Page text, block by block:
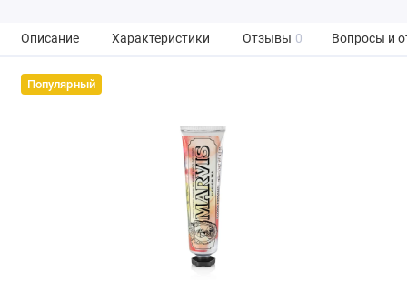
Описание Характеристики Отзывы 0 Вопросы и
Популярный